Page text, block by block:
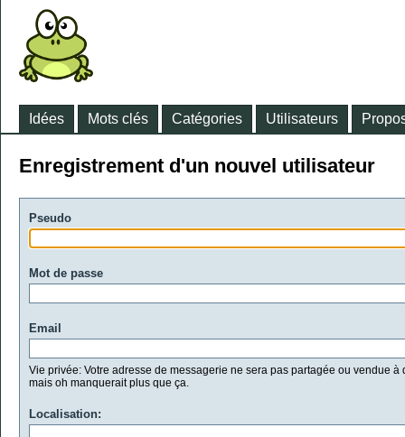
Idées Mots clés Catégories Utilisateurs
Enregistrement d'un nouvel utilisateur
Pseudo
Mot de passe
Email
Vie privée: Votre adresse de messagerie ne sera pas partagée ou vendue à
mais oh manquerait plus que ça.
Localisation: